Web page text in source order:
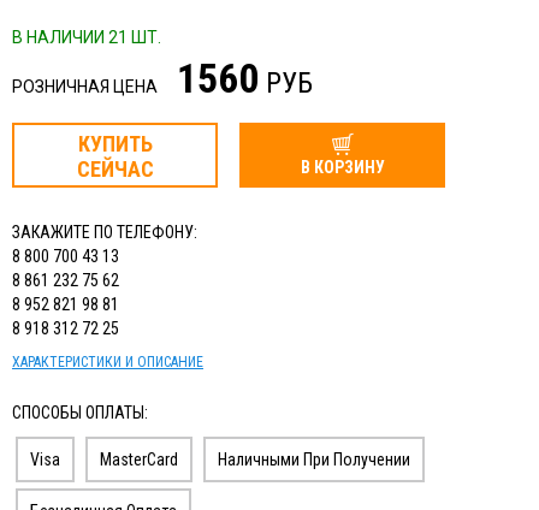
В НАЛИЧИИ 21 ШТ.
РОЗНИЧНАЯ ЦЕНА 1560 РУБ
КУПИТЬ
СЕЙЧАС
В КОРЗИНУ
ЗАКАЖИТЕ ПО ТЕЛЕФОНУ:
8 800 700 43 13
8 861 232 75 62
8 952 821 98 81
8 918 312 72 25
ХАРАКТЕРИСТИКИ И ОПИСАНИЕ
СПОСОБЫ ОПЛАТЫ:
Visa MasterCard Наличными При Получении